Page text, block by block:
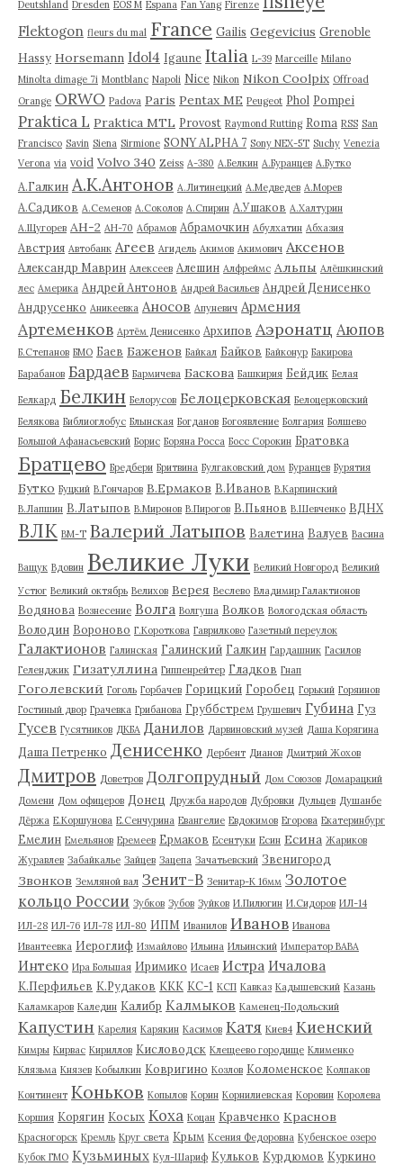
Deutshland Dresden EOS M Espana Fan Yang Firenze
Flektogon fleurs du mal France Gailis Gegevicius Grenoble
Hassy Horsemann Idol4 Igaune Italia L-39 Marceille Milano
Minolta dimage 7i Montblanc Napoli Nice Nikon Nikon Coolpix Offroad
Orange ORWO Padova Paris Pentax ME Peugeot Phol Pompei
Praktica L Praktica MTL Provost Raymond Rutting Roma RSS San
Francisco Savin Siena Sirmione SONY ALPHA 7 Sony NEX-5T Suchy Venezia
Verona via void Volvo 340 Zeiss А-380 А.Белкин А.Буранцев А.Бутко
А.Галкин А.К.Антонов А.Литинецкий А.Медведев А.Морев
А.Садиков А.Семенов А.Соколов А.Спирин А.Ушаков А.Халтурин
А.Щугорев АН-2 АН-70 Абрамов Абрамочкин Абулхатин Абхазия
Австрия Автобанк Агеев Агидель Акимов Акимович Аксенов
Александр Маврин Алексеев Алешин Алфреймс Альпы Алёшкинский
лес Америка Андрей Антонов Андрей Васильев Андрей Денисенко
Андрусенко Аникеевка Аносов Апуневич Армения
Артеменков Артём Денисенко Архипов Аэронатц Аюпов
Б.Степанов БМО Баев Баженов Байкал Байков Байконур Бакирова
Барабанов Бардаев Бармичева Баскова Башкирия Бейдик Белая
Белкард Белкин Белорусов Белоцерковская Белоцерковский
Белякова Библиоглобус Блынская Богданов Богоявление Болгария Болшево
Большой Афанасьевский Борис Боряна Росса Босс Сорокин Братовка
Братцево Бредбери Бритвина Булгаковский дом Буранцев Бурятия
Бутко Буцкий В.Гончаров В.Ермаков В.Иванов В.Карпинский
В.Лапшин В.Латыпов В.Миронов В.Пирогов В.Пьянов В.Шевченко ВДНХ
ВЛК ВМ-Т Валерий Латыпов Валетина Валуев Васина
Ващук Вдовин Великие Луки Великий Новгород Великий
Устюг Великий октябрь Велихов Верея Веслево Владимир Галактионов
Водянова Вознесение Волга Волгуша Волков Вологодская область
Володин Вороново Г.Короткова Гаврилково Газетный переулок
Галактионов Галинская Галинский Галкин Гардашник Гасилов
Геленджик Гизатуллина Гиппенрейтер Гладков Гнап
Гоголевский Гоголь Горбачев Горицкий Горобец Горький Горяинов
Гостиный двор Грачевка Грибанова Груббстрем Грушевич Губина Гуз
Гусев Гусятников ДКБА Данилов Дарвиновский музей Даша Корягина
Даша Петренко Денисенко Дербент Дианов Дмитрий Жохов
Дмитров Доветров Долгопрудный Дом Союзов Домарацкий
Домени Дом офицеров Донец Дружба народов Дубровки Дульцев Душанбе
Дёржа Е.Коршунова Е.Сенчурина Евангелие Евдокимов Егорова Екатеринбург
Емелин Емельянов Еремеев Ермаков Есентуки Есин Есина Жариков
Журавлев Забайкалье Зайцев Зацепа Зачатьевский Звенигород
Звонков Земляной вал Зенит-В Зенитар-К 16мм Золотое
кольцо России Зубков Зубов Зуйков И.Пилюгин И.Сидоров ИЛ-14
ИЛ-28 ИЛ-76 ИЛ-78 ИЛ-80 ИПМ Иванилов Иванов Иванова
Ивантеевка Иероглиф Измайлово Ильина Ильинский Император ВАВА
Интеко Ира Большая Иримико Исаев Истра Ичалова
К.Перфильев К.Рудаков ККК КС-1 КСП Кавказ Кадышевский Казань
Каламкаров Каледин Калибр Калмыков Каменец-Подольский
Капустин Карелия Карякин Касимов Катя Киев4 Киенский
Кимры Кирвас Кириллов Кисловодск Клещеево городище Клименко
Клязьма Князев Кобылкин Ковригино Козлов Коломенское Колпаков
Континент Коньков Копылов Корин Корнилиевская Коровин Королева
Коршия Корягин Косых Коха Коцан Кравченко Краснов
Красногорск Кремль Круг света Крым Ксения Федоровна Кубенское озеро
Кубок ГМО Кузьминых Кул-Шариф Кульков Курдюмов Куркино